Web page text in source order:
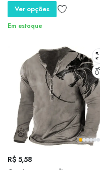
suave, decote em v, alta
qualidade, novo
Ver opções
Em estoque
R$5,58